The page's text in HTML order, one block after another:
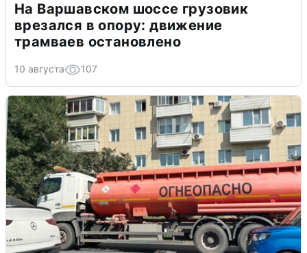
На Варшавском шоссе грузовик
врезался в опору: движение
трамваев остановлено
10 августа 107